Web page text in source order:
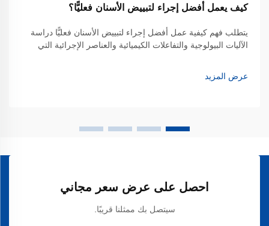
كيف يعمل أفضل إجراء لتبييض الأسنان فعليًّا؟
يتطلب فهم كيفية عمل أفضل إجراء لتبييض الأسنان فعليًّا دراسة
الآليات البيولوجية والتفاعلات الكيميائية والعناصر الإجرائية التي
تبييض الأسنان من طرق بدائية...
عرض المزيد
احصل على عرض سعر مجاني
سيتصل بك ممثلنا قريبًا.